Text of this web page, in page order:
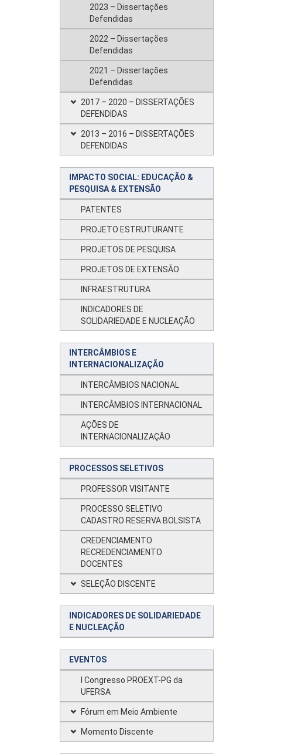
2023 – Dissertações
Defendidas
2022 – Dissertações
Defendidas
2021 – Dissertações
Defendidas
2017 – 2020 – DISSERTAÇÕES
DEFENDIDAS
2013 – 2016 – DISSERTAÇÕES
DEFENDIDAS
IMPACTO SOCIAL: EDUCAÇÃO &
PESQUISA & EXTENSÃO
PATENTES
PROJETO ESTRUTURANTE
PROJETOS DE PESQUISA
PROJETOS DE EXTENSÃO
INFRAESTRUTURA
INDICADORES DE
SOLIDARIEDADE E NUCLEAÇÃO
INTERCÂMBIOS E
INTERNACIONALIZAÇÃO
INTERCÂMBIOS NACIONAL
INTERCÂMBIOS INTERNACIONAL
AÇÕES DE
INTERNACIONALIZAÇÃO
PROCESSOS SELETIVOS
PROFESSOR VISITANTE
PROCESSO SELETIVO
CADASTRO RESERVA BOLSISTA
CREDENCIAMENTO
RECREDENCIAMENTO
DOCENTES
SELEÇÃO DISCENTE
INDICADORES DE SOLIDARIEDADE
E NUCLEAÇÃO
EVENTOS
I Congresso PROEXT-PG da
UFERSA
Fórum em Meio Ambiente
Momento Discente